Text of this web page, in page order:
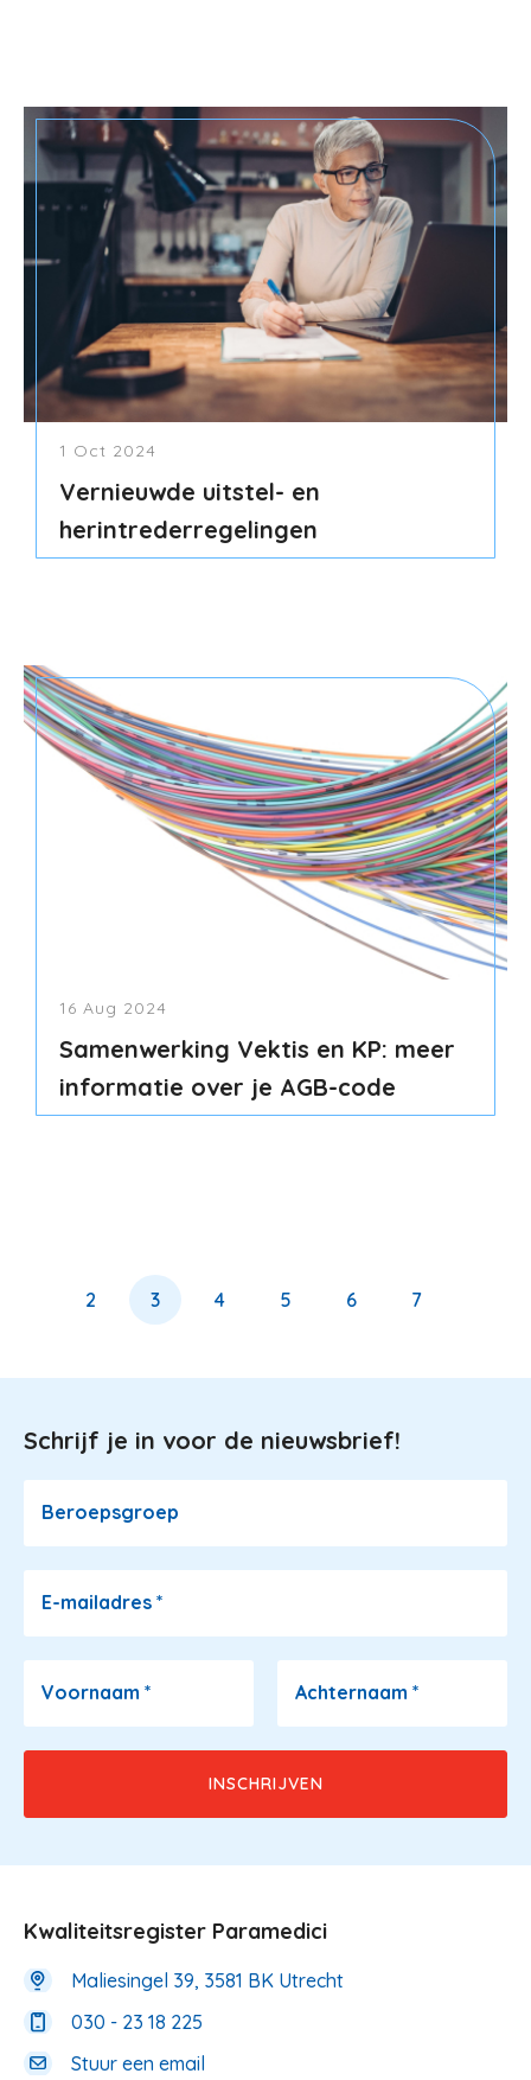
1 Oct 2024
Vernieuwde uitstel- en
herintrederregelingen
16 Aug 2024
Samenwerking Vektis en KP: meer
informatie over je AGB-code
Paginering
Page
2
Huidige
pagina
3 Page
4 Page
5 Page
6 Page
7
Image
Schrijf je in voor de nieuwsbrief!
Beroepsgroep
E-mailadres *
Voornaam * Achternaam *
Kwaliteitsregister Paramedici
Maliesingel 39, 3581 BK Utrecht
030 - 23 18 225
Stuur een email